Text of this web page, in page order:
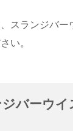
スランジバー
い。
バーウイ